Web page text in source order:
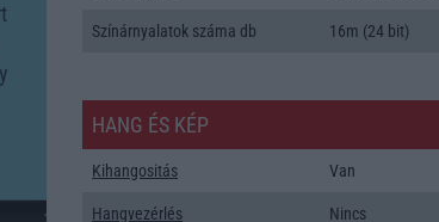
Színárnyalatok száma db 16m (24 bit)
HANG ÉS KÉP
Kihangositás Van
Hangvezérlés Nincs